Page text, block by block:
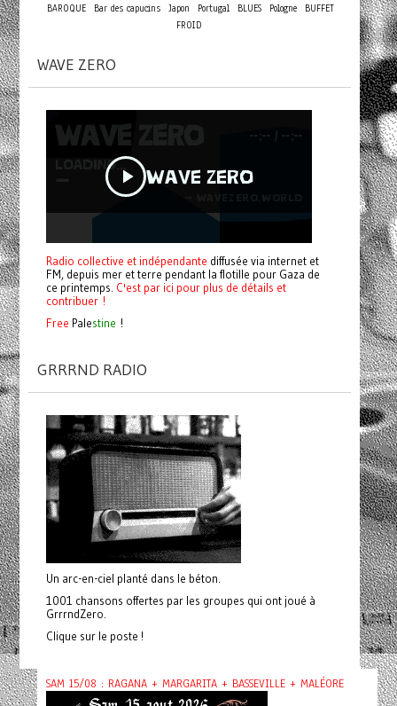
BAROQUE
Bar des capucins Japon Portugal BLUES Pologne
BUFFET
FROID
WAVE ZERO
Radio collective et indépendante diffusée via internet et
FM, depuis mer et terre pendant la flotille pour Gaza de
ce printemps. C'est par ici pour plus de détails et
contribuer !
Free Palestine !
GRRRND RADIO
Un arc-en-ciel planté dans le béton.
1001 chansons offertes par les groupes qui ont joué à
GrrrndZero.
Clique sur le poste !
SAM 15/08 : RAGANA + MARGARITA + BASSEVILLE + MALÉORE